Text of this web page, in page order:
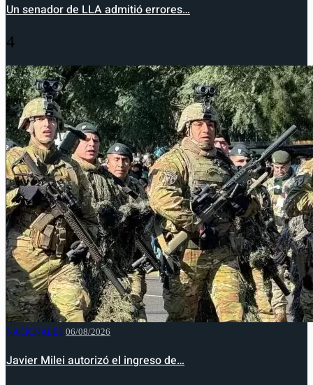
Un senador de LLA admitió errores…
4
NACIONALES 06/08/2026
Javier Milei autorizó el ingreso de…